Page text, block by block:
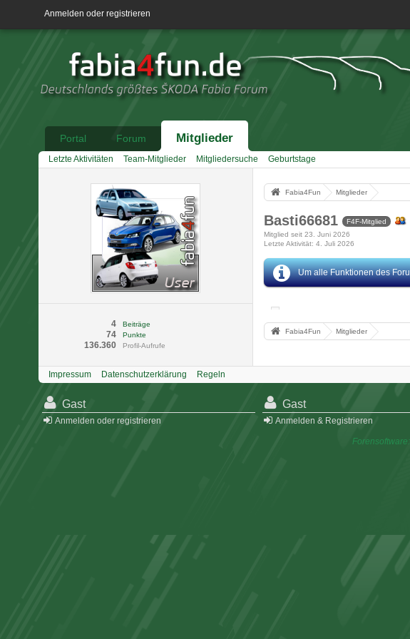
Anmelden oder registrieren
Portal Forum Mitglieder
Letzte Aktivitäten Team-Mitglieder Mitgliedersuche Geburtstage
Beiträge
4
Punkte
74
Profil-Aufrufe
136.360
Fabia4Fun Mitglieder
Basti66681
F4F-Mitglied
Mitglied seit 23. Juni 2026
Letzte Aktivität 4. Juli 2026
Um alle Funktionen des
Fabia4Fun Mitglieder
Impressum Datenschutzerklärung Regeln
Gast
Anmelden oder registrieren
Gast
Anmelden & Registrieren
Forensoftware: